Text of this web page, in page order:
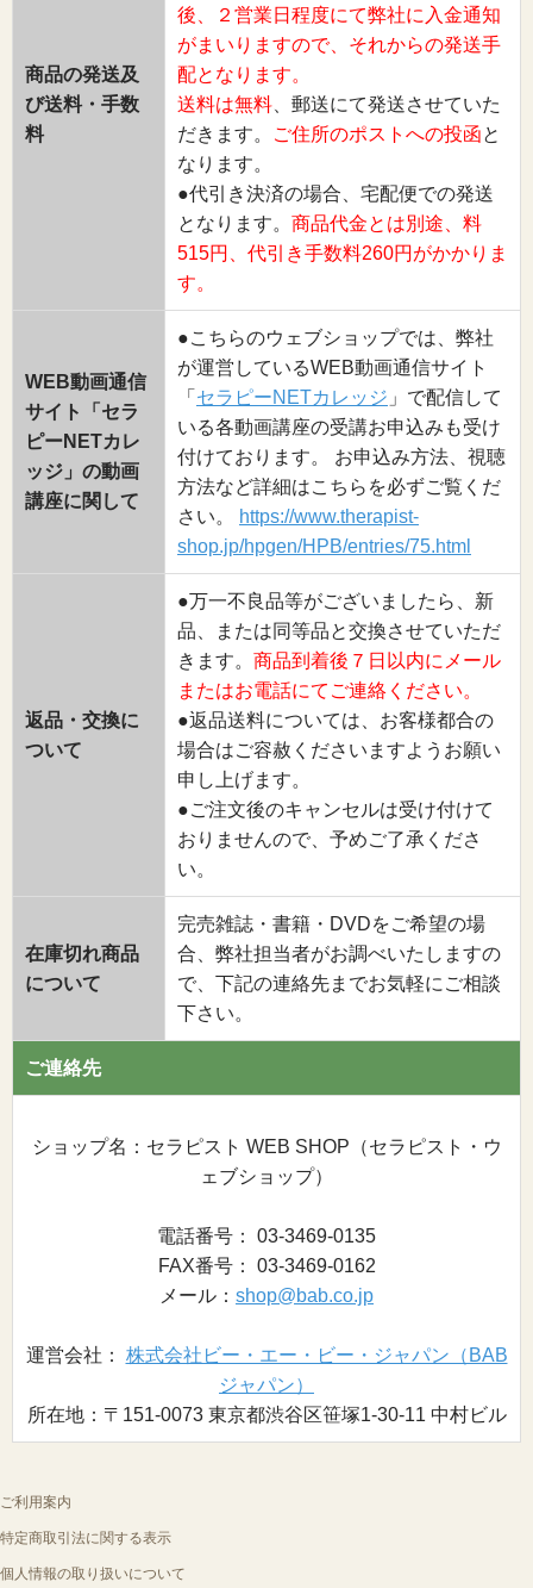
商品の発送及
び送料・手数
料
後、２営業日程度にて弊社に入金通知
がまいりますので、それからの発送手
配となります。
送料は無料 、郵送にて発送させていた
だきます。
ご住所のポストへの投函と
なります。
●代引き決済の場合、宅配便での発送
となります。 商品代金とは別途、料
515円、代引き手数料260円がかかりま
す。
WEB動画通信
サイト「セラ
ピーNETカレ
ッジ」の動画
講座に関して
●こちらのウェブショップでは、弊社
が運営しているWEB動画通信サイト
「 セラピーNETカレッジ 」で配信して
いる各動画講座の受講お申込みも受け
付けております。 お申込み方法、視聴
方法など詳細はこちらを必ずご覧くだ
さい。
https://www.therapist-
shop.jp/hpgen/HPB/entries/75.html
返品・交換に
ついて
●万一不良品等がございましたら、新
品、または同等品と交換させていただ
きます。 商品到着後７日以内にメール
またはお電話にてご連絡ください。
●返品送料については、お客様都合の
場合はご容赦くださいますようお願い
申し上げます。
●ご注文後のキャンセルは受け付けて
おりませんので、予めご了承くださ
い。
在庫切れ商品
について
完売雑誌・書籍・DVDをご希望の場
合、弊社担当者がお調べいたしますの
で、下記の連絡先までお気軽にご相談
下さい。
ご連絡先
ショップ名：セラピスト WEB SHOP（セラピスト・ウ
ェブショップ）
電話番号： 03-3469-0135
FAX番号： 03-3469-0162
メール： shop@bab.co.jp
運営会社： 株式会社ビー・エー・ビー・ジャパン（BAB
ジャパン）
所在地：〒151-0073 東京都渋谷区笹塚1-30-11 中村ビル
ご利用案内
特定商取引法に関する表示
個人情報の取り扱いについて